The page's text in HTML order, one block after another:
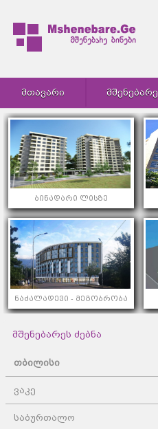
ᲛᲗᲐᲕᲐᲠᲘ ᲛᲨᲔᲜᲔᲑᲐᲠᲔ
ბინადარი ლისზე
ნაძალადევი - მეგობრობა
მშენებარეს ძებნა
თბილისი
ვაკე
საბურთალო